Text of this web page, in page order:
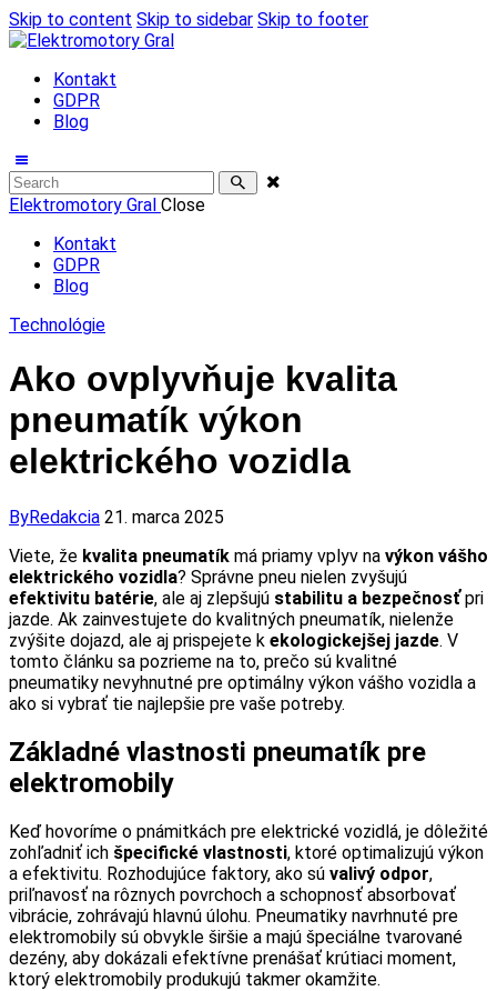
Skip to content Skip to sidebar Skip to footer
Kontakt
GDPR
Blog
Elektromotory Gral Close
Kontakt
GDPR
Blog
Technológie
Ako ovplyvňuje kvalita
pneumatík výkon
elektrického vozidla
ByRedakcia 21. marca 2025
Viete, že kvalita pneumatík má priamy vplyv na výkon vášho
elektrického vozidla? Správne pneu nielen zvyšujú
efektivitu batérie, ale aj zlepšujú stabilitu a bezpečnosťpri
jazde. Ak zainvestujete do kvalitných pneumatík, nielenže
zvýšite dojazd, ale aj prispejete k ekologickejšej jazde. V
tomto článku sa pozrieme na to, prečo sú kvalitné
pneumatiky nevyhnutné pre optimálny výkon vášho vozidla a
ako si vybrať tie najlepšie pre vaše potreby.
Základné vlastnosti pneumatík pre
elektromobily
Keď hovoríme o pnámitkách pre elektrické vozidlá, je dôležité
zohľadniť ich špecifické vlastnosti, ktoré optimalizujú výkon
a efektivitu. Rozhodujúce faktory, ako sú valivý odpor,
priľnavosť na rôznych povrchoch a schopnosť absorbovať
vibrácie, zohrávajú hlavnú úlohu. Pneumatiky navrhnuté pre
elektromobily sú obvykle širšie a majú špeciálne tvarované
dezény, aby dokázali efektívne prenášať krútiaci moment,
ktorý elektromobily produkujú takmer okamžite.